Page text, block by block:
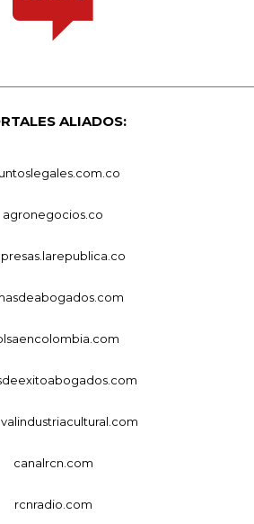
ALIADOS:
agronegocios.co
canalrcn.com
rcnradio.com